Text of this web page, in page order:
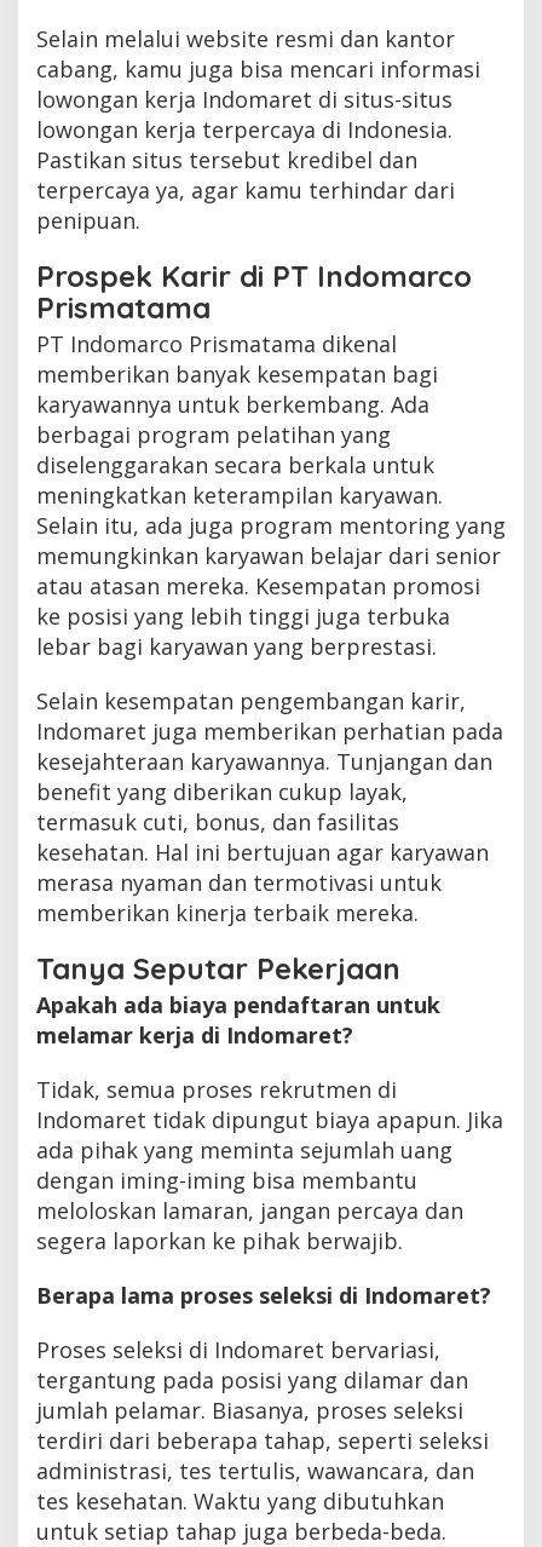
Selain melalui website resmi dan kantor
cabang, kamu juga bisa mencari informasi
lowongan kerja Indomaret di situs-situs
lowongan kerja terpercaya di Indonesia.
Pastikan situs tersebut kredibel dan
terpercaya ya, agar kamu terhindar dari
penipuan.
Prospek Karir di PT Indomarco
Prismatama
PT Indomarco Prismatama dikenal
memberikan banyak kesempatan bagi
karyawannya untuk berkembang. Ada
berbagai program pelatihan yang
diselenggarakan secara berkala untuk
meningkatkan keterampilan karyawan.
Selain itu, ada juga program mentoring yang
memungkinkan karyawan belajar dari senior
atau atasan mereka. Kesempatan promosi
ke posisi yang lebih tinggi juga terbuka
lebar bagi karyawan yang berprestasi.
Selain kesempatan pengembangan karir,
Indomaret juga memberikan perhatian pada
kesejahteraan karyawannya. Tunjangan dan
benefit yang diberikan cukup layak,
termasuk cuti, bonus, dan fasilitas
kesehatan. Hal ini bertujuan agar karyawan
merasa nyaman dan termotivasi untuk
memberikan kinerja terbaik mereka.
Tanya Seputar Pekerjaan
Apakah ada biaya pendaftaran untuk
melamar kerja di Indomaret?
Tidak, semua proses rekrutmen di
Indomaret tidak dipungut biaya apapun. Jika
ada pihak yang meminta sejumlah uang
dengan iming-iming bisa membantu
meloloskan lamaran, jangan percaya dan
segera laporkan ke pihak berwajib.
Berapa lama proses seleksi di Indomaret?
Proses seleksi di Indomaret bervariasi,
tergantung pada posisi yang dilamar dan
jumlah pelamar. Biasanya, proses seleksi
terdiri dari beberapa tahap, seperti seleksi
administrasi, tes tertulis, wawancara, dan
tes kesehatan. Waktu yang dibutuhkan
untuk setiap tahap juga berbeda-beda.